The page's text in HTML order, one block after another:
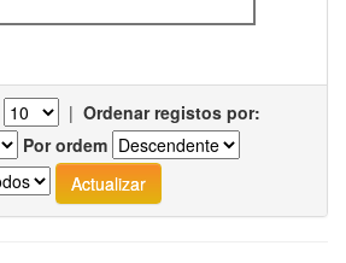
| Ordenar registos por:
Por ordem